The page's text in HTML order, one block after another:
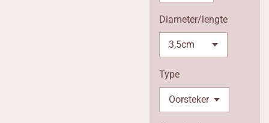
Diameter/lengte
Type